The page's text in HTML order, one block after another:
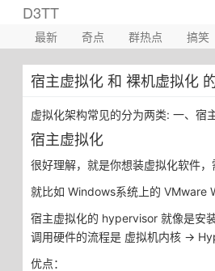
D3TT
最新
奇点 群热点 搞笑
宿主虚拟化 和 裸机虚拟化
虚拟化架构常见的分为两类: 一、宿
宿主虚拟化
很好理解，就是你想装虚拟化软件
就比如 Windows系统上的 VMware
宿主虚拟化的 hypervisor 就像是安
调用硬件的流程是 虚拟机内核 ->
优点：